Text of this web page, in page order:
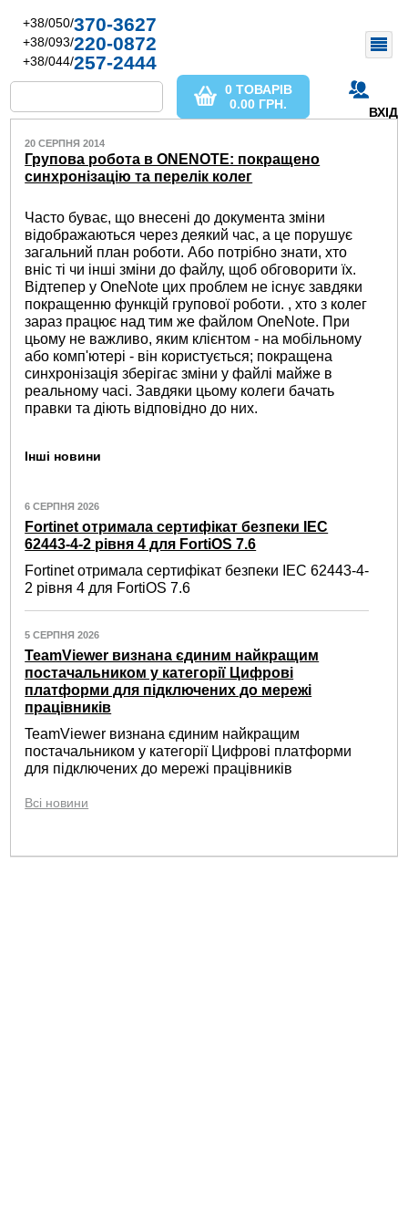
+38/050/370-3627
+38/093/220-0872
+38/044/257-2444
ВХІД
0 ТОВАРІВ
0.00 ГРН.
20 СЕРПНЯ 2014
Групова робота в ONENOTE: покращено
синхронізацію та перелік колег
Часто буває, що внесені до документа зміни
відображаються через деякий час, а це порушує
загальний план роботи. Або потрібно знати, хто
вніс ті чи інші зміни до файлу, щоб обговорити їх.
Відтепер у OneNote цих проблем не існує завдяки
покращенню функцій групової роботи. , хто з колег
зараз працює над тим же файлом OneNote. При
цьому не важливо, яким клієнтом - на мобільному
або комп'ютері - він користується; покращена
синхронізація зберігає зміни у файлі майже в
реальному часі. Завдяки цьому колеги бачать
правки та діють відповідно до них.
Інші новини
6 СЕРПНЯ 2026
Fortinet отримала сертифікат безпеки IEC
62443-4-2 рівня 4 для FortiOS 7.6
Fortinet отримала сертифікат безпеки IEC 62443-4-
2 рівня 4 для FortiOS 7.6
5 СЕРПНЯ 2026
TeamViewer визнана єдиним найкращим
постачальником у категорії Цифрові
платформи для підключених до мережі
працівників
TeamViewer визнана єдиним найкращим
постачальником у категорії Цифрові платформи
для підключених до мережі працівників
Всі новини